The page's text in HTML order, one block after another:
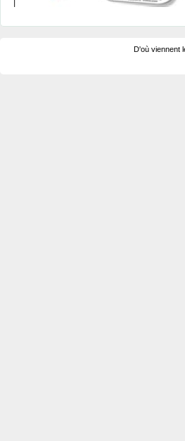
D'où viennent